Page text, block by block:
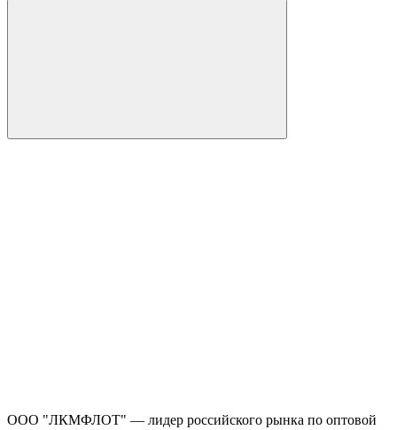
ООО "ЛКМФЛОТ" — лидер российского рынка по оптовой